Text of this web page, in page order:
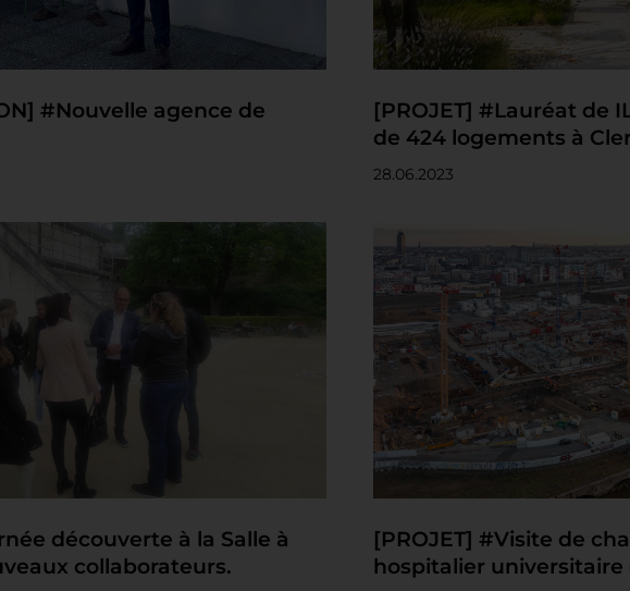
#Nouvelle agence de
[PROJET] #Lauréat de
de 424 logements à
28.06.2023
découverte à la Salle à
collaborateurs.
[PROJET] #Visite de
hospitalier universitaire